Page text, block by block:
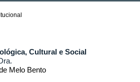
Cultural e Social
Melo Bento